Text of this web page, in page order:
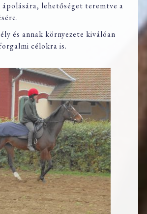
ápolására, lehetőséget teremtve a
és annak környezete kiválóan
célokra is.